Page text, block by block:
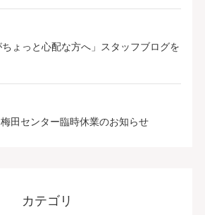
ちょっと心配な方へ」スタッフブログを
田センター臨時休業のお知らせ
カテゴリ